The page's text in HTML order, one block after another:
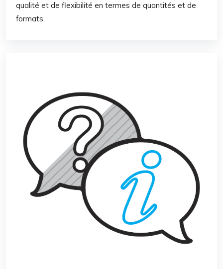
qualité et de flexibilité en termes de quantités et de
formats.